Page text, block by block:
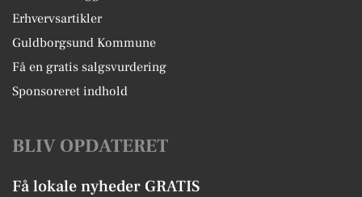
Erhvervsartikler
Guldborgsund Kommune
Få en gratis salgsvurdering
Sponsoreret indhold
BLIV OPDATERET
Få lokale nyheder GRATIS